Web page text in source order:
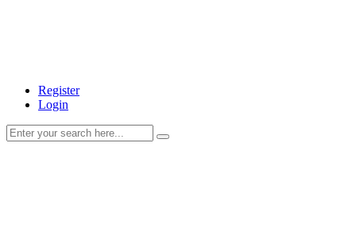
Register
Login